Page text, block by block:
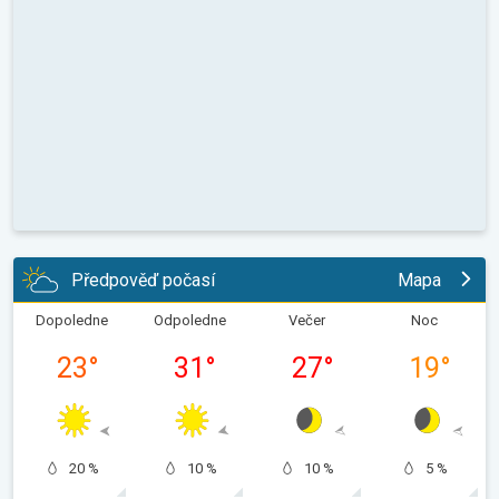
Předpověď počasí Mapa
Dopoledne
23°
20 %
Odpoledne
31 °
10 %
Večer
27°
10 %
Noc
19°
5 %